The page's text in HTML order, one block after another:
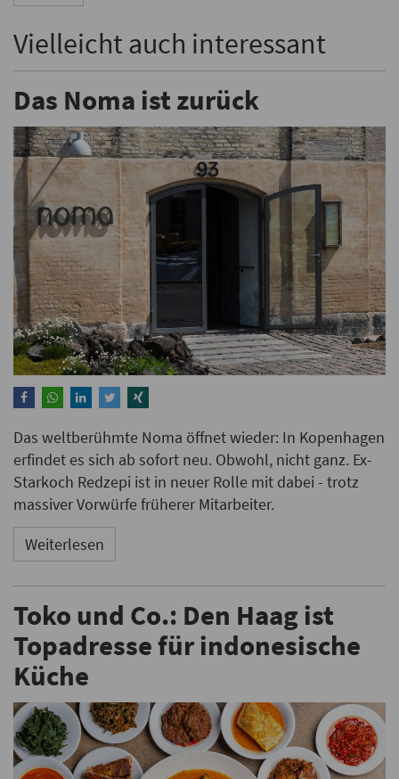
Vielleicht auch interessant
Das Noma ist zurück
Das weltberühmte Noma öffnet wieder: In Kopenhagen
erfindet es sich ab sofort neu. Obwohl, nicht ganz. Ex-
Starkoch Redzepi ist in neuer Rolle mit dabei - trotz
massiver Vorwürfe früherer Mitarbeiter.
Weiterlesen
Toko und Co.: Den Haag ist
Topadresse für indonesische
Küche